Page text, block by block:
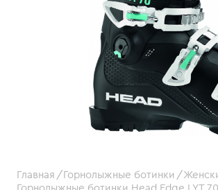
Главная Горнолыжные ботинки